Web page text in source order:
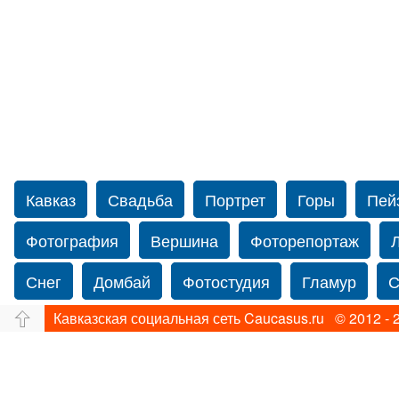
Кавказ Свадьба Портрет Горы
Фотография
Вершина Фоторепортаж
Снег
Домбай Фотостудия Гламур
Путешествие
Перевал Свадьба фото
Кавказская социальная сеть Caucasus.ru © 2012 -